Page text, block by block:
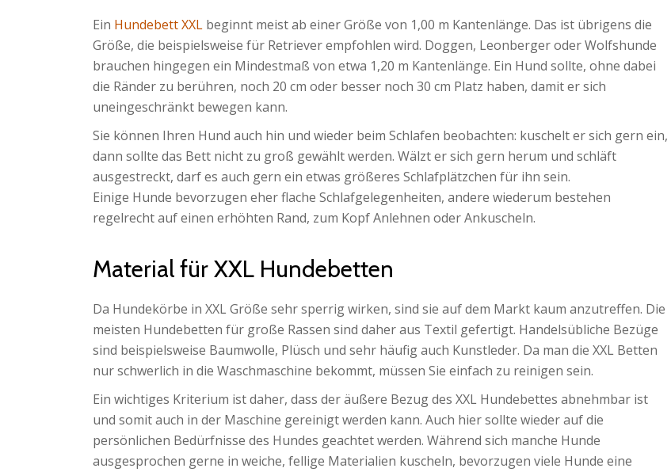
Ein Hundebett XXL beginnt meist ab einer Größe von 1,00 m Kantenlänge. Das ist übrigens die
Größe, die beispielsweise für Retriever empfohlen wird. Doggen, Leonberger oder Wolfshunde
brauchen hingegen ein Mindestmaß von etwa 1,20 m Kantenlänge. Ein Hund sollte, ohne dabei
die Ränder zu berühren, noch 20 cm oder besser noch 30 cm Platz haben, damit er sich
uneingeschränkt bewegen kann.
Sie können Ihren Hund auch hin und wieder beim Schlafen beobachten: kuschelt er sich gern ein,
dann sollte das Bett nicht zu groß gewählt werden. Wälzt er sich gern herum und schläft
ausgestreckt, darf es auch gern ein etwas größeres Schlafplätzchen für ihn sein.
Einige Hunde bevorzugen eher flache Schlafgelegenheiten, andere wiederum bestehen
regelrecht auf einen erhöhten Rand, zum Kopf Anlehnen oder Ankuscheln.
Material für XXL Hundebetten
Da Hundekörbe in XXL Größe sehr sperrig wirken, sind sie auf dem Markt kaum anzutreffen. Die
meisten Hundebetten für große Rassen sind daher aus Textil gefertigt. Handelsübliche Bezüge
sind beispielsweise Baumwolle, Plüsch und sehr häufig auch Kunstleder. Da man die XXL Betten
nur schwerlich in die Waschmaschine bekommt, müssen Sie einfach zu reinigen sein.
Ein wichtiges Kriterium ist daher, dass der äußere Bezug des XXL Hundebettes abnehmbar ist
und somit auch in der Maschine gereinigt werden kann. Auch hier sollte wieder auf die
persönlichen Bedürfnisse des Hundes geachtet werden. Während sich manche Hunde
ausgesprochen gerne in weiche, fellige Materialien kuscheln, bevorzugen viele Hunde eine